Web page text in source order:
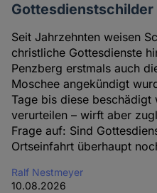
Seit Jahrzehnten weisen
christliche Gottesdienste
Penzberg erstmals auch
Moschee angekündigt
Tage bis diese
verurteilen – wirft aber
Frage auf: Sind
Ortseinfahrt überhaupt
Ralf Nestmeyer
10.08.2026